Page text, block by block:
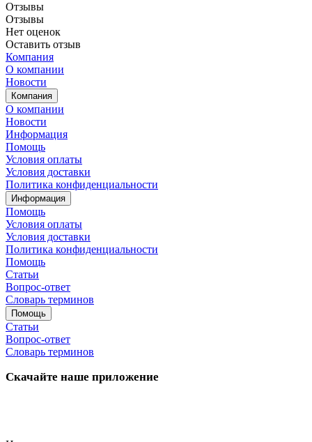
Отзывы
Отзывы
Нет оценок
Оставить отзыв
Компания
О компании
Новости
Компания
О компании
Новости
Информация
Помощь
Условия оплаты
Условия доставки
Политика конфиденциальности
Информация
Помощь
Условия оплаты
Условия доставки
Политика конфиденциальности
Помощь
Статьи
Вопрос-ответ
Словарь терминов
Помощь
Статьи
Вопрос-ответ
Словарь терминов
Скачайте наше приложение